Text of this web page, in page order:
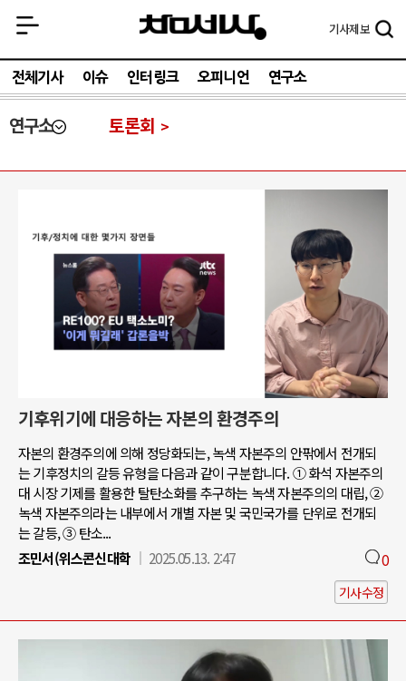
기사제보
전체기사 이슈 인터링크 오피니언 연구소
연구소 토론회
기후위기에 대응하는 자본의 환경주의
자본의 환경주의에 의해 정당화되는, 녹색 자본주의 안팎에서 전개되
는 기후정치의 갈등 유형을 다음과 같이 구분합니다. ① 화석 자본주의
대 시장 기제를 활용한 탈탄소화를 추구하는 녹색 자본주의의 대립, ②
녹색 자본주의라는 내부에서 개별 자본 및 국민국가를 단위로 전개되
는 갈등, ③ 탄소...
조민서(위스콘신대학
2025.05.13. 2:47 0
기사수정